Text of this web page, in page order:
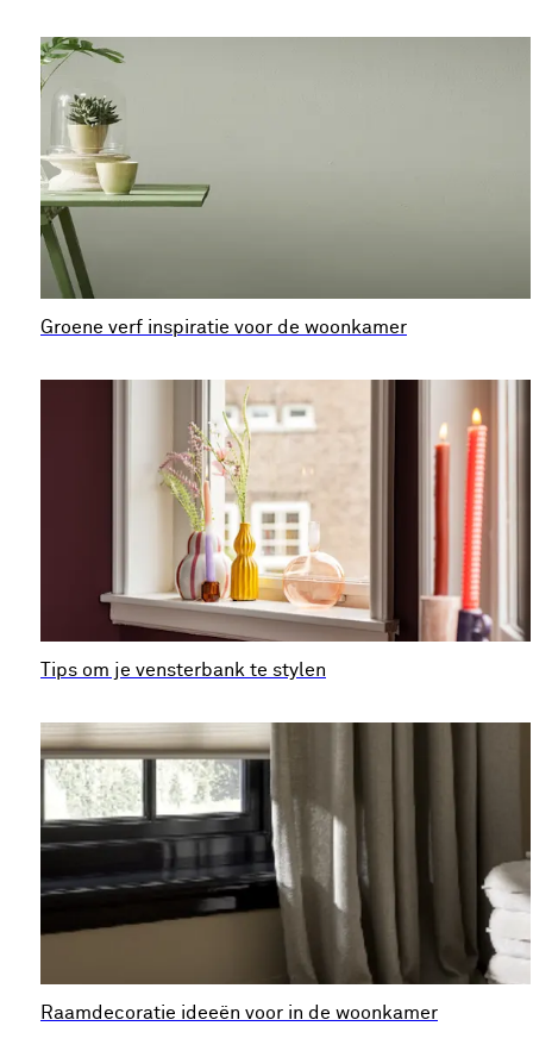
Groene verf inspiratie voor de woonkamer
Tips om je vensterbank te stylen
Raamdecoratie ideeën voor in de woonkamer